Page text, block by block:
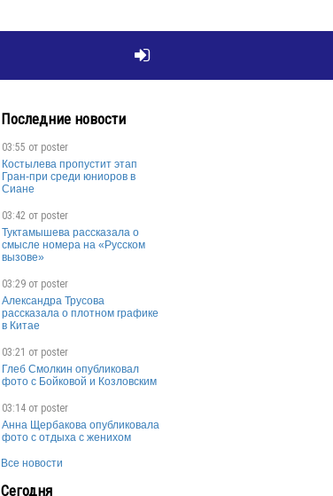

Последние новости
03:55 от poster
Костылева пропустит этап
Гран-при среди юниоров в
Сиане
03:42 от poster
Туктамышева рассказала о
смысле номера на «Русском
вызове»
03:29 от poster
Александра Трусова
рассказала о плотном графике
в Китае
03:21 от poster
Глеб Смолкин опубликовал
фото с Бойковой и Козловским
03:14 от poster
Анна Щербакова опубликовала
фото с отдыха с женихом
Все новости
Сегодня